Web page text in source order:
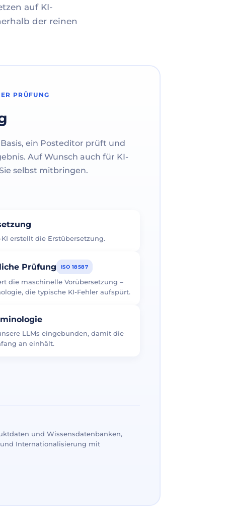
auf KI-
der reinen
PRÜFUNG
ein Posteditor prüft und
Auf Wunsch auch für KI-
selbst mitbringen.
erstellt die Erstübersetzung.
Prüfung ISO 18587
die maschinelle Vorübersetzung –
die typische KI-Fehler aufspürt.
LLMs eingebunden, damit die
an einhält.
und Wissensdatenbanken,
Internationalisierung mit